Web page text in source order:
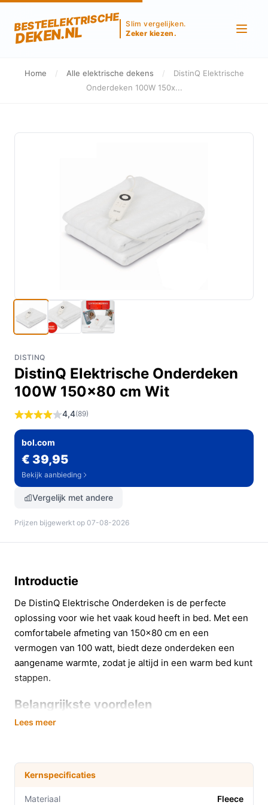
BESTEELEKTRISCHE
DEKEN.NL
Slim vergelijken.
Zeker kiezen.
Home / Alle elektrische dekens /
DistinQ Elektrische
Onderdeken 100W 150x...
DISTINQ
DistinQ Elektrische Onderdeken
100W 150x80 cm Wit
4,4(89)
bol.com
€ 39,95
Bekijk aanbieding
Vergelijk met andere
Prijzen bijgewerkt op 07-08-2026
Introductie
De DistinQ Elektrische Onderdeken is de perfecte
oplossing voor wie het vaak koud heeft in bed. Met een
comfortabele afmeting van 150x80 cm en een
vermogen van 100 watt, biedt deze onderdeken een
aangename warmte, zodat je altijd in een warm bed kunt
stappen.
Belangrijkste voordelen
Met de DistinQ onderdeken geniet je van talrijke
Instelbare temperatuur:
temperatuurstanden, variërend van 33°C tot 48°C,
Lees meer
Kernspecificaties
Materiaal Fleece